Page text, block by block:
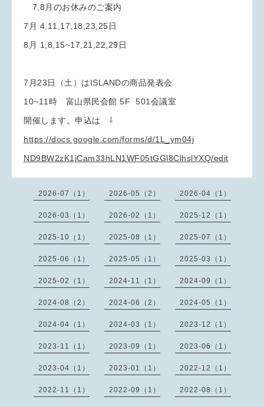
7,8月のお休みのご案内
7月 4,11,17,18,23,25日
8月 1,8,15~17,21,22,29日
7月23日（土）はISLANDの商品発表会
10~11時 富山県民会館 5F 501会議室
開催します。申込は ⇩
https://docs.google.com/forms/d/1L_ym04j
ND9BW2zK1jCam33hLN1WF05tGGl8ClhslYXQ/edit
2026-07（1） 2026-05（2） 2026-04（1）
2026-03（1） 2026-02（1） 2025-12（1）
2025-10（1） 2025-08（1） 2025-07（1）
2025-06（1） 2025-05（1） 2025-03（1）
2025-02（1） 2024-11（1） 2024-09（1）
2024-08（2） 2024-06（2） 2024-05（1）
2024-04（1） 2024-03（1） 2023-12（1）
2023-11（1） 2023-09（1） 2023-06（1）
2023-04（1） 2023-01（1） 2022-12（1）
2022-11（1） 2022-09（1） 2022-08（1）